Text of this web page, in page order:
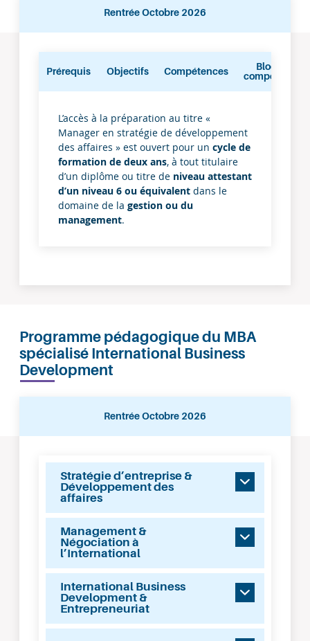
Rentrée Octobre 2026
Octobre
Prérequis Objectifs Compétences
Blocs de
compétences
Prérequis
L’accès à la préparation au titre «
Manager en stratégie de développement
des affaires » est ouvert pour un cycle de
formation de deux ans, à tout titulaire
d’un diplôme ou titre de niveau attestant
d’un niveau 6 ou équivalent dans le
domaine de la gestion ou du
management.
Programme pédagogique du MBA
spécialisé International Business
Development
Rentrée Octobre 2026
Rentrée
OctobreStratégie d’entreprise &
Développement des
affaires
Management &
Négociation à
l’International
International Business
Development &
Entrepreneuriat